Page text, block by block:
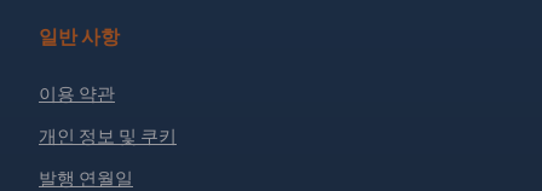
일반 사항
이용 약관
개인 정보 및 쿠키
발행 연월일